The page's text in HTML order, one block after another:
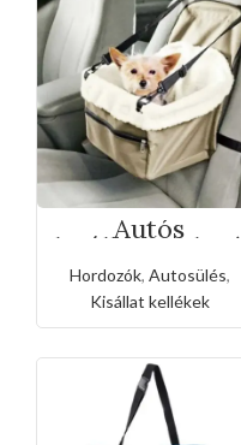
Autós
kisállathordozó
biztonsági ülés
Hordozók, Autosülés,
Kisállat kellékek